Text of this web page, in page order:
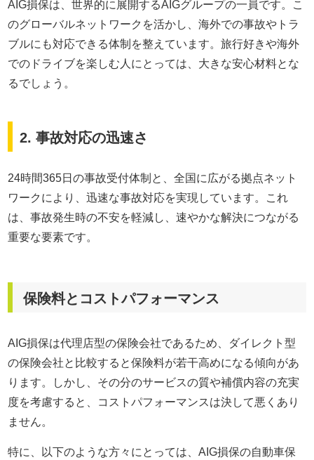
AIG損保は、世界的に展開するAIGグループの一員です。こ
のグローバルネットワークを活かし、海外での事故やトラ
ブルにも対応できる体制を整えています。旅行好きや海外
でのドライブを楽しむ人にとっては、大きな安心材料とな
るでしょう。
2. 事故対応の迅速さ
24時間365日の事故受付体制と、全国に広がる拠点ネット
ワークにより、迅速な事故対応を実現しています。これ
は、事故発生時の不安を軽減し、速やかな解決につながる
重要な要素です。
保険料とコストパフォーマンス
AIG損保は代理店型の保険会社であるため、ダイレクト型
の保険会社と比較すると保険料が若干高めになる傾向があ
ります。しかし、その分のサービスの質や補償内容の充実
度を考慮すると、コストパフォーマンスは決して悪くあり
ません。
特に、以下のような方々にとっては、AIG損保の自動車保